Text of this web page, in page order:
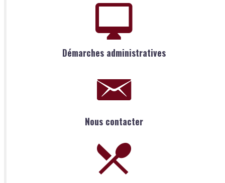
Démarches administratives
Nous contacter